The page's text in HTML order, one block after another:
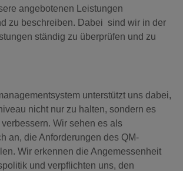
angebotenen Leistungen
zu beschreiben. Dabei sind wir in der
ständig zu überprüfen und zu
unterstützt uns dabei,
nicht nur zu halten, sondern es
Wir sehen es als
an, die Anforderungen des QM-
Wir erkennen die Angemessenheit
und verpflichten uns, den